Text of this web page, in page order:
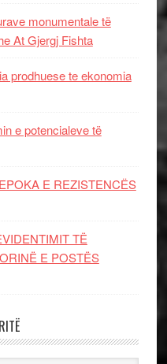
monumentale të
At Gjergj Fishta
prodhuese te ekonomia
e potencialeve të
E REZISTENCЁS
TË
E POSTËS